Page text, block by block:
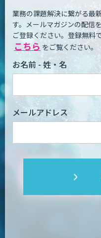
業務の課題解決に繋がる最
す。 メールマガジンの配信
ご登録ください。登録無料で
こちら をご覧ください。
お名前 - 姓・名
メールアドレス